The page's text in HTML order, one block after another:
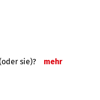
sie)? mehr